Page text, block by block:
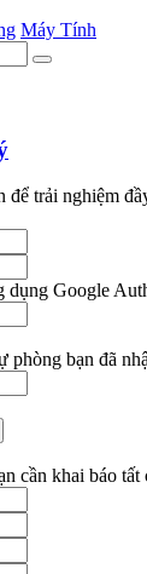
Máy Tính
để trải nghiệm
dụng Google
phòng bạn đã
cần khai báo tất